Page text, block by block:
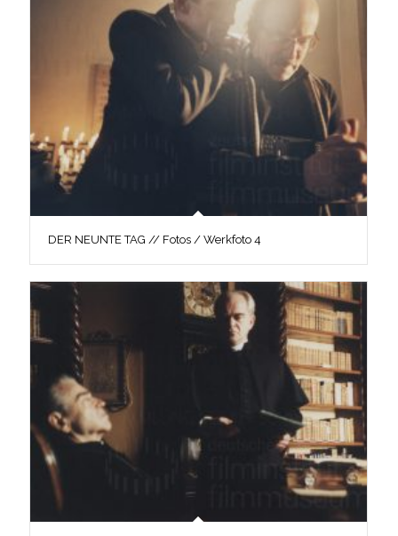
DER NEUNTE TAG // Fotos / Werkfoto 4